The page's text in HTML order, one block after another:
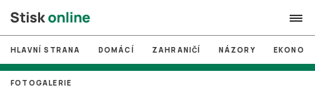
search
# MUNI
HLAVNÍ STRANA DOMÁCÍ ZAHRANIČÍ NÁZORY
FOTOGALERIE